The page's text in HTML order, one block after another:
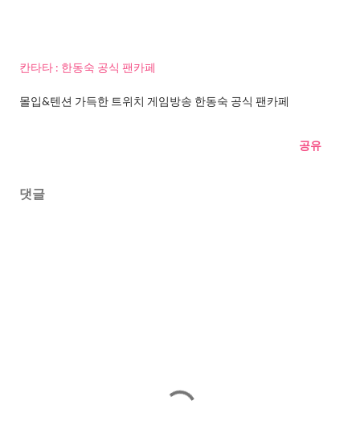
칸타타 : 한동숙 공식 팬카페
몰입&텐션 가득한 트위치 게임방송 한동숙 공식 팬카페
공유
댓글